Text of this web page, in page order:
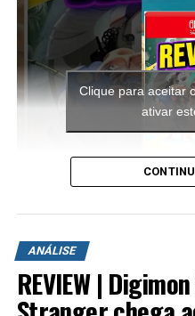
Clique para aceitar
ativar
A aventura leva o jogador
possível encontrar novas
equipamentos com
missões que variam
ANÁLISE
REVIEW |